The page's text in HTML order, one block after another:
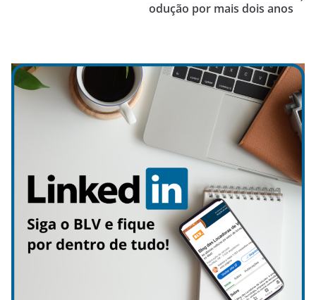
odução por mais dois anos